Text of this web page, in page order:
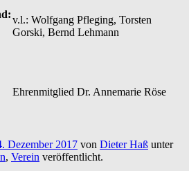
v.l.: Wolfgang Pfleging, Torsten
Gorski, Bernd Lehmann
Ehrenmitglied Dr. Annemarie Röse
Dezember 2017 von Dieter Haß unter
, Verein veröffentlicht.